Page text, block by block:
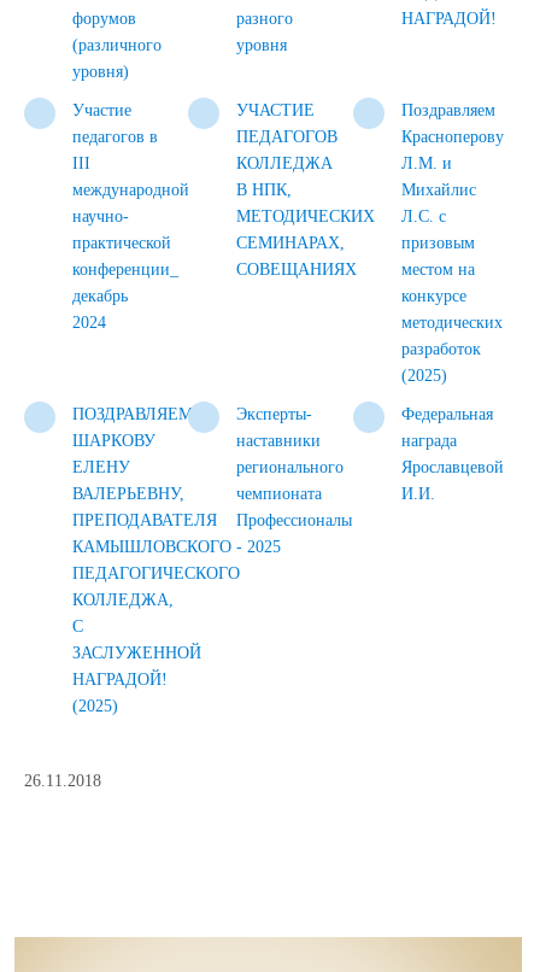
форумов
(различного
уровня)
разного
уровня
НАГРАДОЙ!
Участие
педагогов в
III
международной
научно-
практической
конференции_
декабрь
2024
УЧАСТИЕ
ПЕДАГОГОВ
КОЛЛЕДЖА
В НПК,
МЕТОДИЧЕСКИХ
СЕМИНАРАХ,
СОВЕЩАНИЯХ
Поздравляем
Красноперову
Л.М. и
Михайлис
Л.С. с
призовым
местом на
конкурсе
методических
разработок
(2025)
ПОЗДРАВЛЯЕМ
ШАРКОВУ
ЕЛЕНУ
ВАЛЕРЬЕВНУ,
ПРЕПОДАВАТЕЛЯ
КАМЫШЛОВСКОГО
ПЕДАГОГИЧЕСКОГО
КОЛЛЕДЖА,
С
ЗАСЛУЖЕННОЙ
НАГРАДОЙ!
(2025)
Эксперты-
наставники
регионального
чемпионата
Профессионалы
- 2025
Федеральная
награда
Ярославцевой
И.И.
26.11.2018